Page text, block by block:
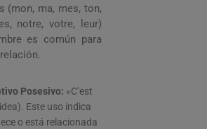
(mon, ma, mes, ton,
notre, votre, leur)
es común para
Posesivo: «C’est
Este uso indica
o está relacionada